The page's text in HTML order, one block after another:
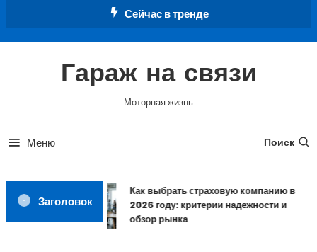
Сейчас в тренде
Гараж на связи
Моторная жизнь
Меню Поиск
Заголовок
Как выбрать страховую компанию в
2026 году: критерии надежности и
обзор рынка